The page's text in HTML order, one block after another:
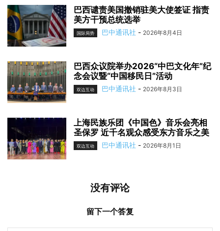
巴西谴责美国撤销驻美大使签证 指责
美方干预总统选举
国际局势 巴中通讯社 - 2026年8月4日
巴西众议院举办2026“中巴文化年”纪
念会议暨“中国移民日”活动
双边互动 巴中通讯社 - 2026年8月3日
上海民族乐团《中国色》音乐会亮相
圣保罗 近千名观众感受东方音乐之美
双边互动 巴中通讯社 - 2026年8月1日
没有评论
留下一个答复